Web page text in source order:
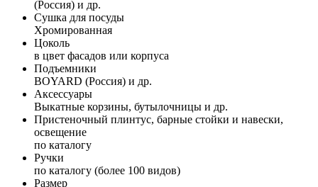
(Россия) и др.
Сушка для посуды
Хромированная
Цоколь
в цвет фасадов или корпуса
Подъемники
BOYARD (Россия) и др.
Аксессуары
Выкатные корзины, бутылочницы и др.
Пристеночный плинтус, барные стойки и навески,
освещение
по каталогу
Ручки
по каталогу (более 100 видов)
Размер